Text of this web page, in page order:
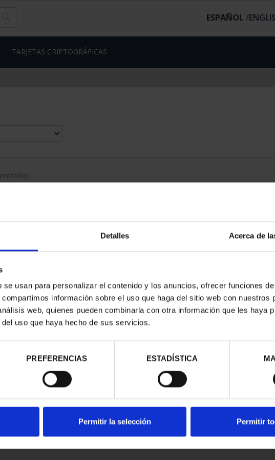
Detalles Acerca de
usan para personalizar el contenido y los anuncios, ofrecer funciones
información sobre el uso que haga del sitio web con nuestros
web, quienes pueden combinarla con otra información que les haya
uso que haya hecho de sus servicios.
PREFERENCIAS ESTADÍSTICA
Permitir la selección Permitir
ESPAÑOL /
TARJETAS CRIPTOGRÁFICAS
PROOF
...
CARTERITA 2 EURO PROOF
MONAST.DE POBLET ...